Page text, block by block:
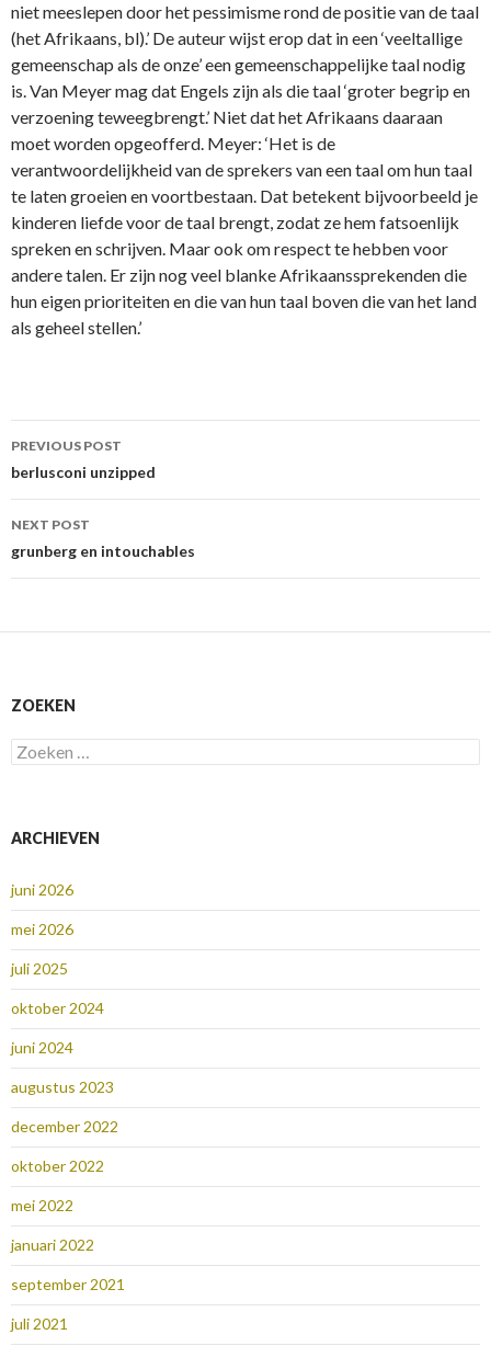
niet meeslepen door het pessimisme rond de positie van de taal
(het Afrikaans, bl).’ De auteur wijst erop dat in een ‘veeltallige
gemeenschap als de onze’ een gemeenschappelijke taal nodig
is. Van Meyer mag dat Engels zijn als die taal ‘groter begrip en
verzoening teweegbrengt.’ Niet dat het Afrikaans daaraan
moet worden opgeofferd. Meyer: ‘Het is de
verantwoordelijkheid van de sprekers van een taal om hun taal
te laten groeien en voortbestaan. Dat betekent bijvoorbeeld je
kinderen liefde voor de taal brengt, zodat ze hem fatsoenlijk
spreken en schrijven. Maar ook om respect te hebben voor
andere talen. Er zijn nog veel blanke Afrikaanssprekenden die
hun eigen prioriteiten en die van hun taal boven die van het land
als geheel stellen.’
Post
navigation
PREVIOUS POST
berlusconi unzipped
NEXT POST
grunberg en intouchables
ZOEKEN
Zoeken
naar:
ARCHIEVEN
juni 2026
mei 2026
juli 2025
oktober 2024
juni 2024
augustus 2023
december 2022
oktober 2022
mei 2022
januari 2022
september 2021
juli 2021